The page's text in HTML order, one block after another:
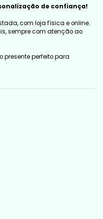
de confiança!
com loja física e online.
sempre com atenção ao
presente perfeito para